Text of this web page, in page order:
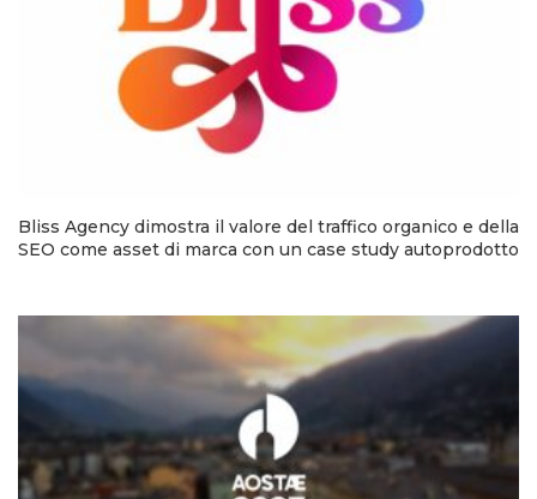
Bliss Agency dimostra il valore del traffico organico e della
SEO come asset di marca con un case study autoprodotto